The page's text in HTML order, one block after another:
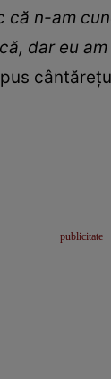
că n-am
dar eu